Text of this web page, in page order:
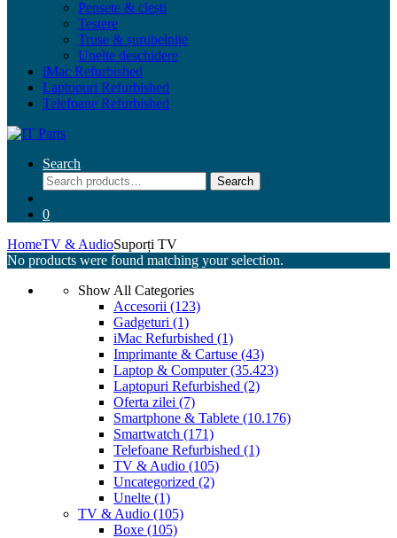
Pensete & clești
Testere
Truse & șurubelnițe
Unelte deschidere
iMac Refurbished
Laptopuri Refurbished
Telefoane Refurbished
Search
Search
for:
Search
0
HomeTV & AudioSuporți TV
No products were found matching your selection.
Show All Categories
Accesorii (123)
Gadgeturi (1)
iMac Refurbished (1)
Imprimante & Cartuse (43)
Laptop & Computer(35.423)
Laptopuri Refurbished (2)
Oferta zilei (7)
Smartphone & Tablete (10.176)
Smartwatch (171)
Telefoane Refurbished (1)
TV & Audio (105)
Uncategorized (2)
Unelte (1)
TV & Audio (105)
Boxe (105)